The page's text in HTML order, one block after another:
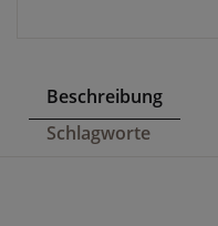
Beschreibung
Schlagworte